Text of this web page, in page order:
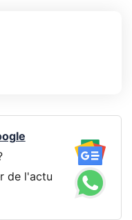
de l'actu